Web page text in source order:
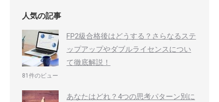
人気の記事
FP2級合格後はどうする？さらなるステ
ップアップやダブルライセンスについ
て徹底解説！
81件のビュー
あなたはどれ？4つの思考パターン別に